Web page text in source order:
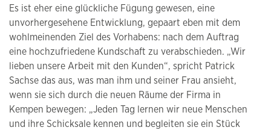
Es ist eher eine glückliche Fügung gewesen, eine
unvorhergesehene Entwicklung, gepaart eben mit dem
wohlmeinenden Ziel des Vorhabens: nach dem Auftrag
eine hochzufriedene Kundschaft zu verabschieden. „Wir
lieben unsere Arbeit mit den Kunden“, spricht Patrick
Sachse das aus, was man ihm und seiner Frau ansieht,
wenn sie sich durch die neuen Räume der Firma in
Kempen bewegen: „Jeden Tag lernen wir neue Menschen
und ihre Schicksale kennen und begleiten sie ein Stück